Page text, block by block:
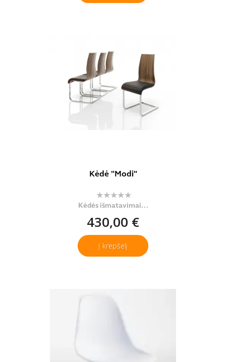
Kėdė "Modi"
Kėdės išmatavimai...
430,00 €
Į krepšelį